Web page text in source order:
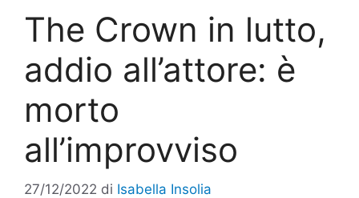
The Crown in lutto,
addio all’attore: è
morto
all’improvviso
27/12/2022 di Isabella Insolia